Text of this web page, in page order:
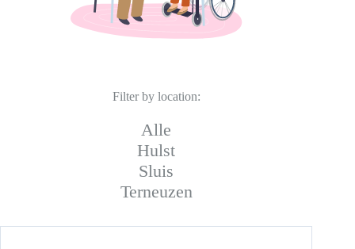
Filter by location:
Alle
Hulst
Sluis
Terneuzen